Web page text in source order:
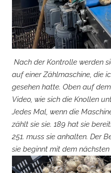
Nach der Kontrolle werden
auf einer Zählmaschine, die
gesehen hatte. Oben auf
Video, wie sich die Knollen
Jedes Mal, wenn die
zählt sie sie. 189 hat sie
251. muss sie anhalten. Der
sie beginnt mit dem nächsten